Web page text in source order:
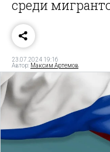
среди
23.07.2024 19:16
Автор: Максим Артемов